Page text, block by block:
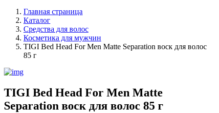
Главная страница
Каталог
Средства для волос
Косметика для мужчин
TIGI Bed Head For Men Matte Separation воск для волос
85 г
TIGI Bed Head For Men Matte
Separation воск для волос 85 г